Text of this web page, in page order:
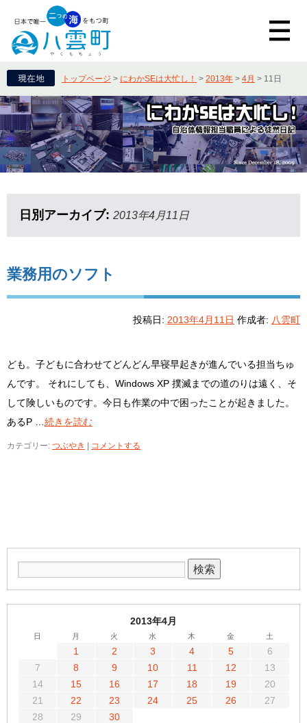
トップページ > にわかSEは大忙し！ > 2013年 > 4月 > 11日
日別アーカイブ: 2013年4月11日
業務用のソフト
投稿日: 2013年4月11日 作成者: 八雲町
ども。子どもに合わせてどんどん早寝早起きが進んでいる担当ちゅ
んです。 それにしても、Windows XP 撲滅までの道のりは遠く、そ
して険しいものです。今日も作業の中で困ったことが起きました。
あるP … 続きを読む
カテゴリー: つぶやき コメントする
2013年4月
日 月 火 水 木 金 土
1 2 3 4 5
6
7
8 9 10 11 12
13
14
15 16 17 18 19
20
21
22 23 24 25 26
27
28
29
30